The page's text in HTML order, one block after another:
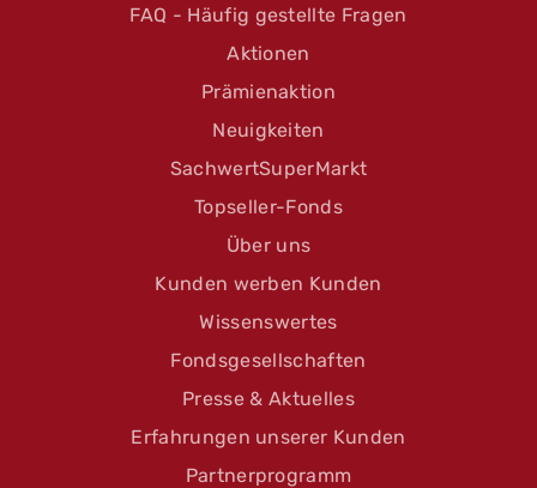
FAQ - Häufig gestellte Fragen
Aktionen
Prämienaktion
Neuigkeiten
SachwertSuperMarkt
Topseller-Fonds
Über uns
Kunden werben Kunden
Wissenswertes
Fondsgesellschaften
Presse & Aktuelles
Erfahrungen unserer Kunden
Partnerprogramm